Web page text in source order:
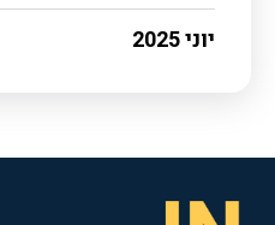
יוני 2025